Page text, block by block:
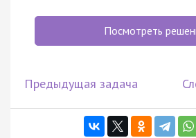
Посмотреть
Предыдущая задача